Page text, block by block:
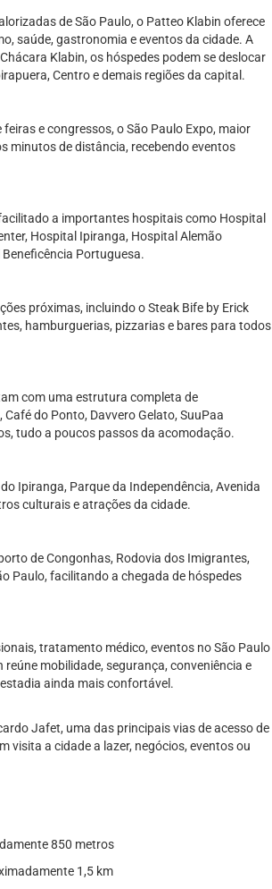
de São Paulo, o Patteo Klabin oferece
saúde, gastronomia e eventos da cidade. A
Klabin, os hóspedes podem se deslocar
Centro e demais regiões da capital.
e congressos, o São Paulo Expo, maior
minutos de distância, recebendo eventos
a importantes hospitais como Hospital
Hospital Ipiranga, Hospital Alemão
Portuguesa.
próximas, incluindo o Steak Bife by Erick
hamburguerias, pizzarias e bares para todos
com uma estrutura completa de
do Ponto, Davvero Gelato, SuuPaa
tudo a poucos passos da acomodação.
Ipiranga, Parque da Independência, Avenida
culturais e atrações da cidade.
de Congonhas, Rodovia dos Imigrantes,
Paulo, facilitando a chegada de hóspedes
tratamento médico, eventos no São Paulo
mobilidade, segurança, conveniência e
ainda mais confortável.
Jafet, uma das principais vias de acesso de
visita a cidade a lazer, negócios, eventos ou
850 metros
1,5 km